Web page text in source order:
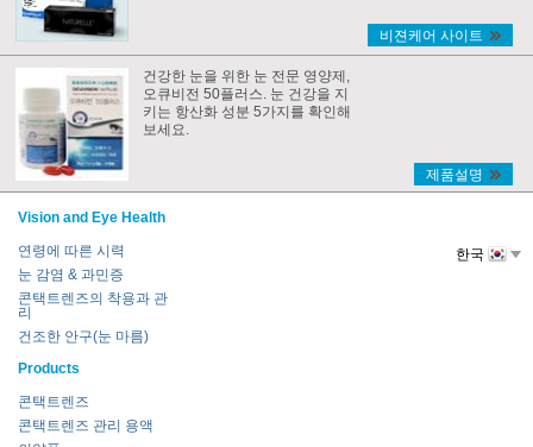
비젼케어 사이트
건강한 눈을 위한 눈 전문 영양제,
오큐비전 50플러스. 눈 건강을 지
키는 항산화 성분 5가지를 확인해
보세요.
제품설명
Vision and Eye Health
연령에 따른 시력
눈 감염 & 과민증
콘택트렌즈의 착용과 관
리
건조한 안구(눈 마름)
Products
콘택트렌즈
콘택트렌즈 관리 용액
한국